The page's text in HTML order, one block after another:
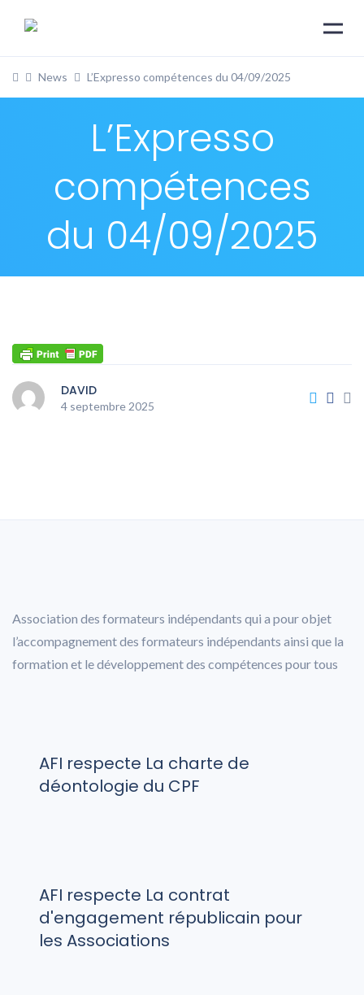
News L’Expresso compétences du 04/09/2025
L’Expresso
compétences
du 04/09/2025
DAVID
4 septembre 2025
Association des formateurs indépendants qui a pour objet
l’accompagnement des formateurs indépendants ainsi que la
formation et le développement des compétences pour tous
AFI respecte La charte de
déontologie du CPF
AFI respecte La contrat
d'engagement républicain pour
les Associations